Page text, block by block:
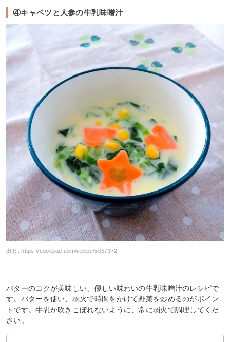
④キャベツと人参の牛乳味噌汁
出典: https://cookpad.com/recipe/5057372
バターのコクが美味しい、優しい味わいの牛乳味噌汁のレシピで
す。バターを使い、弱火で時間をかけて野菜を炒めるのがポイン
トです。牛乳が吹きこぼれないように、常に弱火で調理してくだ
さい。